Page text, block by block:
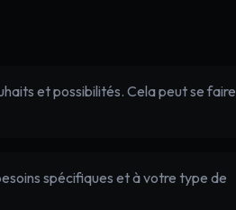
et possibilités. Cela peut se faire
spécifiques et à votre type de